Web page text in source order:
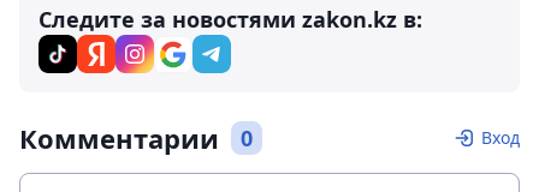
Следите за новостями zakon.kz в:
Комментарии 0 Вход